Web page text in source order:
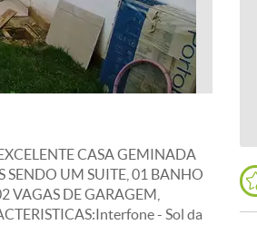
CASA GEMINADA
SENDO UM SUITE, 01 BANHO
VAGAS DE GARAGEM,
- Sol da